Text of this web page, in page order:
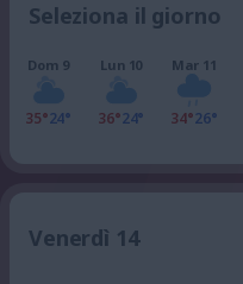
Seleziona il giorno
Dom 9
35°24°
Lun 10
36°24°
Mar 11
34°26°
Venerdì 14